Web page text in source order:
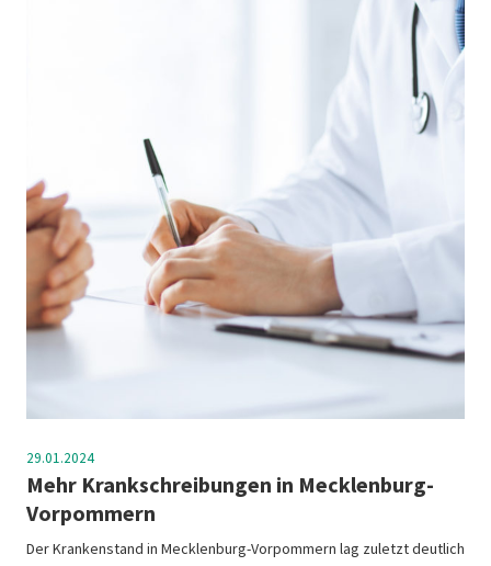
29.01.2024
Mehr Krankschreibungen in Mecklenburg-
Vorpommern
Der Krankenstand in Mecklenburg-Vorpommern lag zuletzt deutlich